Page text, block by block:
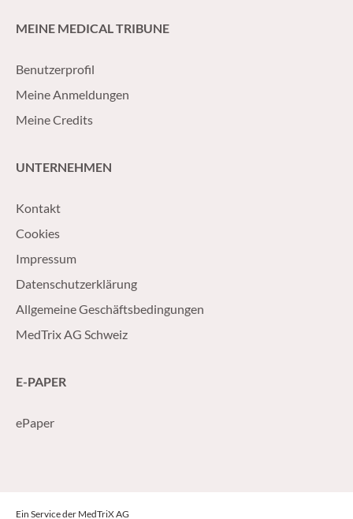
MEINE MEDICAL TRIBUNE
Benutzerprofil
Meine Anmeldungen
Meine Credits
UNTERNEHMEN
Kontakt
Cookies
Impressum
Datenschutzerklärung
Allgemeine Geschäftsbedingungen
MedTrix AG Schweiz
E-PAPER
ePaper
Ein Service der MedTriX AG